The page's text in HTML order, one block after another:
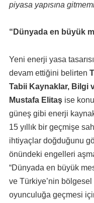
piyasa yapısına
“Dünyada en büyük
Yeni enerji yasa
devam ettiğini belirten
Tabii Kaynaklar, Bilgi
Mustafa Elitaş ise
güneş gibi enerji
15 yıllık bir geçmişe
ihtiyaçlar doğduğunu
önündeki engelleri
“Dünyada en büyük
ve Türkiye’nin
oyunculuğa geçmesi